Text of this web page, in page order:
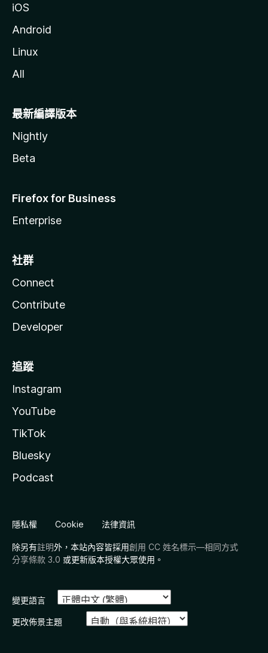
iOS
Android
Linux
All
最新編譯版本
Nightly
Beta
Firefox for Business
Enterprise
社群
Connect
Contribute
Developer
追蹤
Instagram
YouTube
TikTok
Bluesky
Podcast
隱私權 Cookie 法律資訊
除另有註明外，本站內容皆採用創用 CC 姓名標示—相同方式
分享條款 3.0 或更新版本授權大眾使用。
變更語言
更改佈景主題